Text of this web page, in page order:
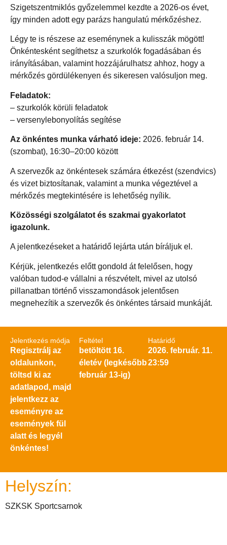
Szigetszentmiklós győzelemmel kezdte a 2026-os évet,
így minden adott egy parázs hangulatú mérkőzéshez.
Légy te is részese az eseménynek a kulisszák mögött!
Önkéntesként segíthetsz a szurkolók fogadásában és
irányításában, valamint hozzájárulhatsz ahhoz, hogy a
mérkőzés gördülékenyen és sikeresen valósuljon meg.
Feladatok:
– szurkolók körüli feladatok
– versenylebonyolítás segítése
Az önkéntes munka várható ideje: 2026. február 14.
(szombat), 16:30–20:00 között
A szervezők az önkéntesek számára étkezést (szendvics)
és vizet biztosítanak, valamint a munka végeztével a
mérkőzés megtekintésére is lehetőség nyílik.
Közösségi szolgálatot és szakmai gyakorlatot
igazolunk.
A jelentkezéseket a határidő lejárta után bíráljuk el.
Kérjük, jelentkezés előtt gondold át felelősen, hogy
valóban tudod-e vállalni a részvételt, mivel az utolsó
pillanatban történő visszamondások jelentősen
megnehezítik a szervezők és önkéntes társaid munkáját.
Jelentkezés módja
Regisztrálj az
oldalunkon,
töltsd ki az
adatlapod, majd
jelentkezz az
eseményre az
események fül
alatt és legyél
önkéntes!
Feltétel
betöltött 16.
életév (legkésőbb
február 13-ig)
Határidő
2026. február. 11.
23:59
Helyszín:
SZKSK Sportcsarnok